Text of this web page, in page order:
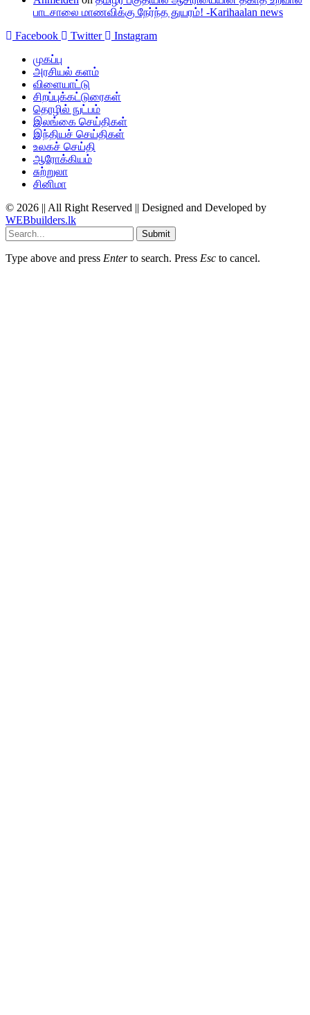
பாடசாலை மாணவிக்கு நேர்ந்த துயரம்! -Karihaalan news
Facebook
Twitter
Instagram
முகப்பு
அரசியல் களம்
விளையாட்டு
சிறப்புக்கட்டுரைகள்
தொழில் நுட்பம்
இலங்கை செய்திகள்
இந்தியச் செய்திகள்
உலகச் செய்தி
ஆரோக்கியம்
சுற்றுலா
சினிமா
© 2026 || All Right Reserved || Designed and Developed by
WEBbuilders.lk
Submit
Type above and press Enterto search. Press Esc to cancel.